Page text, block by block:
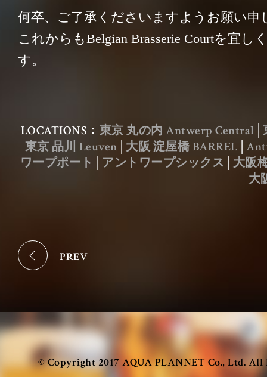
Leuven
東京 品川
OSAKA
Antwerp Six
STUDIO RENTAL
何卒、ご了承くださいますようお願い申
これからもBelgian Brasserie Courtを宜し
す。
LOCATIONS： 東京 丸の内 Antwerp Central
東京 品川 Leuven 大阪 淀屋橋 BARREL
ワープポート
アントワープシックス
大阪
大
PREV
© Copyright 2017 AQUA PLANNET Co., Ltd. All